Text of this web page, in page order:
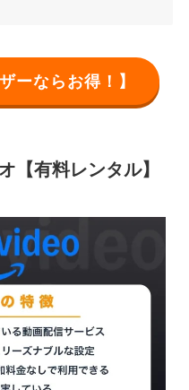
ーならお得！】
【有料レンタル】